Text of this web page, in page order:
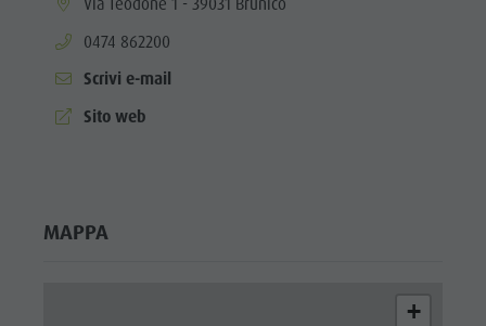
aria.phone:
0474 862200
Scrivi e-mail
aria.website:
Sito web
MAPPA
+